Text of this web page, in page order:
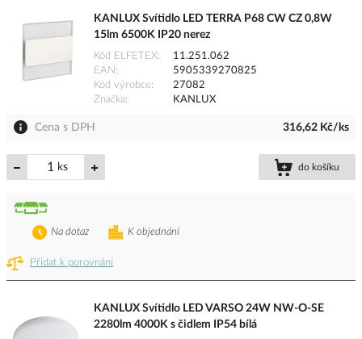
KANLUX Svítidlo LED TERRA P68 CW CZ 0,8W
15lm 6500K IP20 nerez
Kód ELFETEX
11.251.062
EAN
5905339270825
Kód výrobce
27082
Značka
KANLUX
Cena s DPH 316,62 Kč/ks
ks do košíku
Přidat k porovnání
K objednání
Na dotaz
KANLUX Svítidlo LED VARSO 24W NW-O-SE
2280lm 4000K s čidlem IP54 bílá